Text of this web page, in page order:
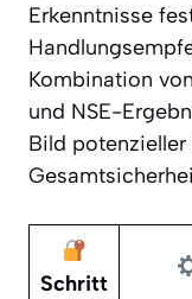
Erkenntnisse
Kombination
und NSE-
Bild
Schritt